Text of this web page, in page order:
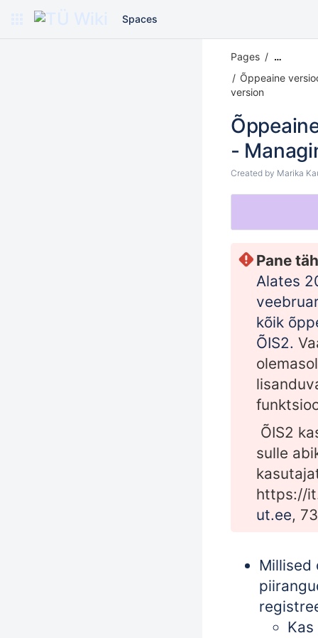
Spaces
Pages …
Õppeaine
version
-
Created by Marika
Pane
Alates
kõik
ÕIS2.
ÕIS2
sulle
https://
ut.ee,
Millised
Kas